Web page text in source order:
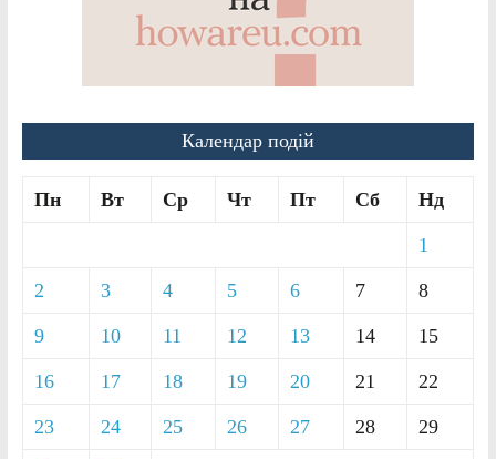
Календар подій
Пн Вт Ср Чт Пт Сб Нд
1
2 3 4 5 6 7 8
9 10 11 12 13 14 15
16 17 18 19 20 21 22
23 24 25 26 27 28 29